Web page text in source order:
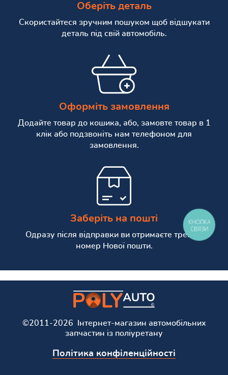
Оберіть деталь
Скористайтеся зручним пошуком щоб відшукати
деталь під свій автомобіль.
Оформіть замовлення
Додайте товар до кошика, або, замовте товар в 1
клік або подзвоніть нам телефоном для
замовлення.
Заберіть на пошті
Одразу після відправки ви отримаєте трекінг
номер Нової пошти.
©2011-2026 Інтернет-магазин автомобільних
запчастин із поліуретану
Політика конфіленційності
КНОПКА
СВЯЗИ